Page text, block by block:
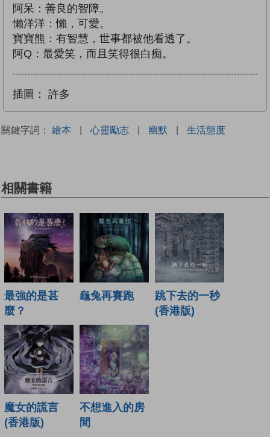
阿呆：善良的智障。
懶洋洋：懶，可愛。
寶寶熊：有智慧，世事都被他看透了。
阿Q：最愛笑，而且笑得很白痴。
插圖： 許多
關鍵字詞： 繪本 | 心靈勵志 | 幽默 | 生活態度
相關書籍
最強的是甚
麼？
龜兔再賽跑
跳下去的一秒
(香港版)
魔女的謊言
(香港版)
不想進入的房
間